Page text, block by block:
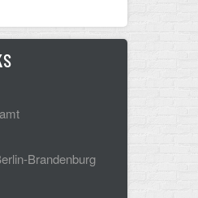
Brandenburg